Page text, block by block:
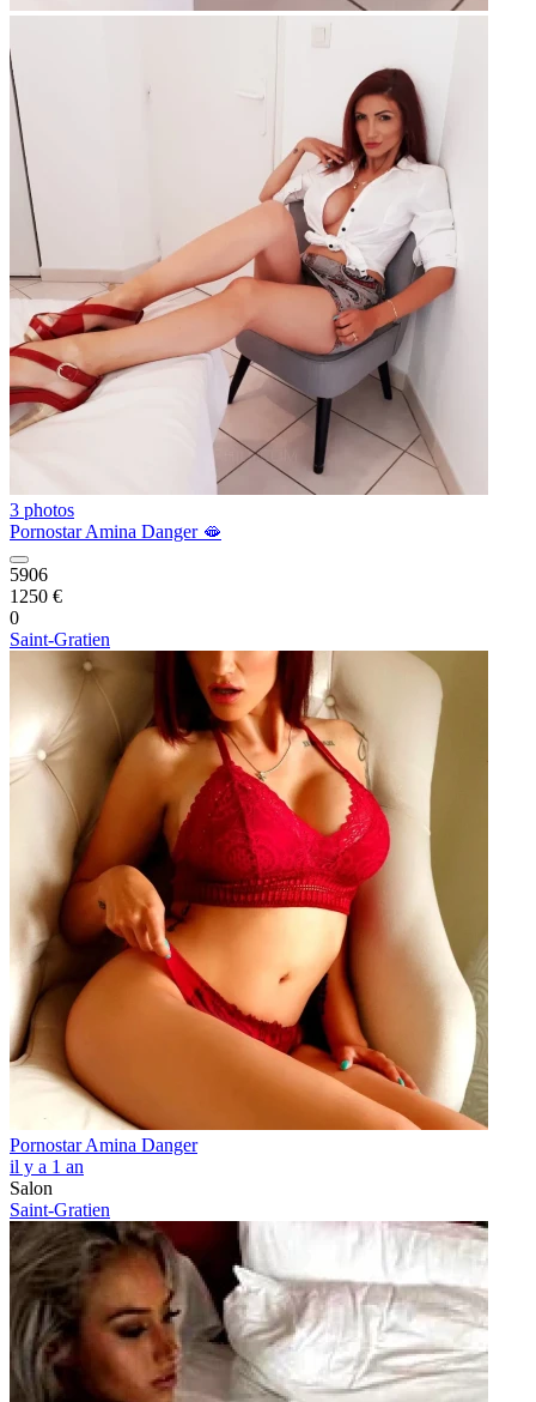
3 photos
Pornostar Amina Danger 🫦
5906
1250 €
0
Saint-Gratien
Pornostar Amina Danger
il y a 1 an
Salon
Saint-Gratien